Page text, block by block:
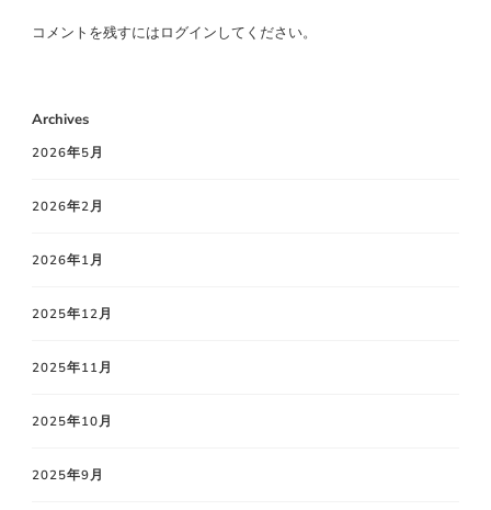
コメントを残すにはログインしてください。
Archives
2026年5月
2026年2月
2026年1月
2025年12月
2025年11月
2025年10月
2025年9月